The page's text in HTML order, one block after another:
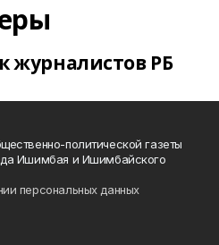
журналистов РБ
политической газеты
Ишимбая и Ишимбайского
персональных данных